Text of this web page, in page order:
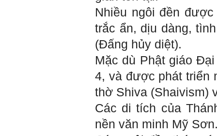
Nhiều ngôi đền
trắc ẩn, dịu dàng,
(Đấng hủy diệt).
Mặc dù Phật giáo
4, và được phát triển
thờ Shiva (Shaivism)
Các di tích của
nền văn minh Mỹ